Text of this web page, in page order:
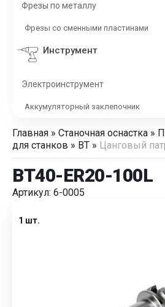
Фрезы по металлу
Фрезы со сменными пластинами
Инструмент
Электроинструмент
Аккумуляторный заклепочник
Главная » Станочная оснастка »
для станков » BT » Цанговый
BT40-ER20-100L
Артикул: 6-0005
1 шт.